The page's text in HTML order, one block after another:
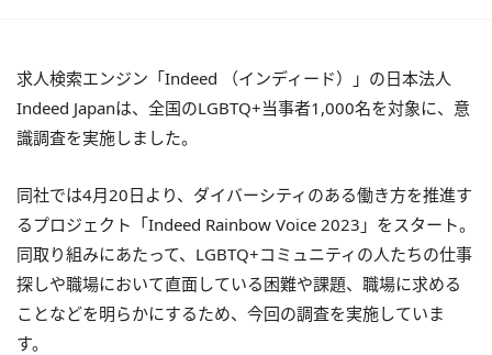
求人検索エンジン「Indeed （インディード）」の日本法人
Indeed Japanは、全国のLGBTQ+当事者1,000名を対象に、意
識調査を実施しました。
同社では4月20日より、ダイバーシティのある働き方を推進す
るプロジェクト「Indeed Rainbow Voice 2023」をスタート。
同取り組みにあたって、LGBTQ+コミュニティの人たちの仕事
探しや職場において直面している困難や課題、職場に求める
ことなどを明らかにするため、今回の調査を実施していま
す。